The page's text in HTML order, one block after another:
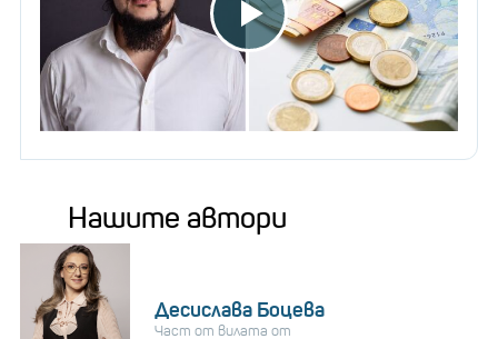
Нашите автори
Десислава Боцева
Част от вилата от